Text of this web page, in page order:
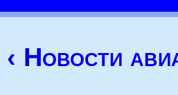
‹ Новости